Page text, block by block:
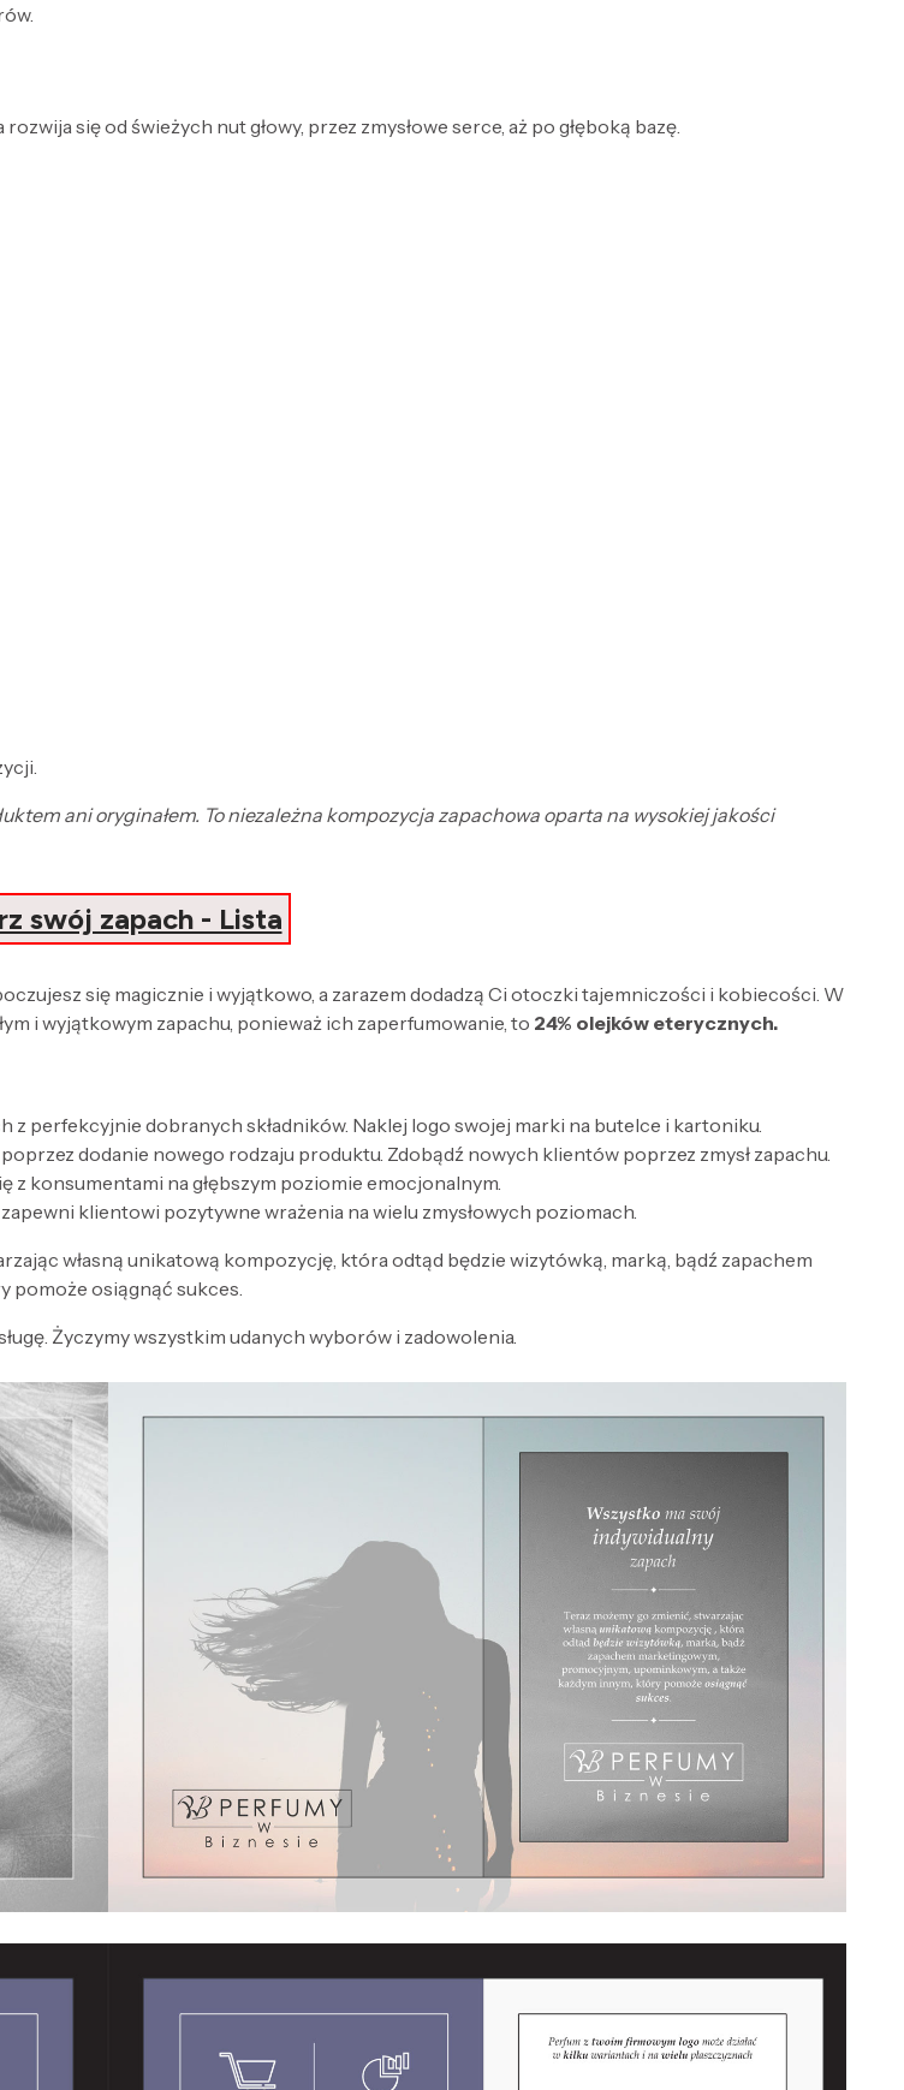
się od świeżych nut głowy, przez zmysłowe serce, aż po głęboką bazę.
ani oryginałem. To niezależna kompozycja zapachowa oparta na wysokiej jakości
swój zapach - Lista
się magicznie i wyjątkowo, a zarazem dodadzą Ci otoczki tajemniczości i kobiecości. W
i wyjątkowym zapachu, ponieważ ich zaperfumowanie, to 24% olejków eterycznych.
z perfekcyjnie dobranych składników. Naklej logo swojej marki na butelce i kartoniku.
dodanie nowego rodzaju produktu. Zdobądź nowych klientów poprzez zmysł zapachu.
z konsumentami na głębszym poziomie emocjonalnym.
klientowi pozytywne wrażenia na wielu zmysłowych poziomach.
własną unikatową kompozycję, która odtąd będzie wizytówką, marką, bądź zapachem
pomoże osiągnąć sukces.
Życzymy wszystkim udanych wyborów i zadowolenia.